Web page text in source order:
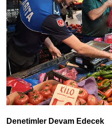
Denetimler Devam Edecek